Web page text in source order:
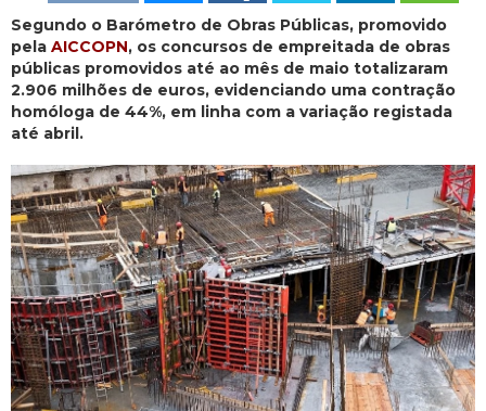
Segundo o Barómetro de Obras Públicas, promovido
pela AICCOPN, os concursos de empreitada de obras
públicas promovidos até ao mês de maio totalizaram
2.906 milhões de euros, evidenciando uma contração
homóloga de 44%, em linha com a variação registada
até abril.